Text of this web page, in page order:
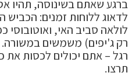
ברגע שאתם בשינוסה, תהיו
לדאוג ללוחות זמנים:
לולאה סביב האי, ואוטובוסי
רק ג'יפים) משמשים במשורה.
רגל – אתם יכולים לכסות את
תרצו.